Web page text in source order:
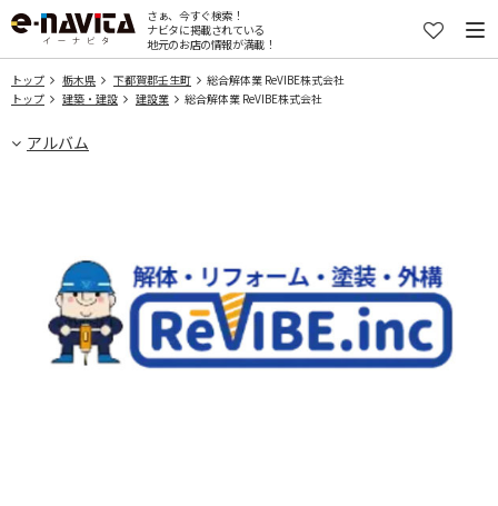
さぁ、今すぐ検索！
ナビタに掲載されている
地元のお店の情報が満載！
トップ 栃木県 下都賀郡壬生町
総合解体業 ReVIBE株式会社
トップ
建築・建設 建設業 総合解体業 ReVIBE株式会社
アルバム